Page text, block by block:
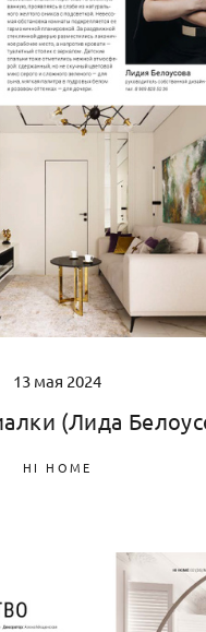
13 мая 2024
(Лида
HI HOME